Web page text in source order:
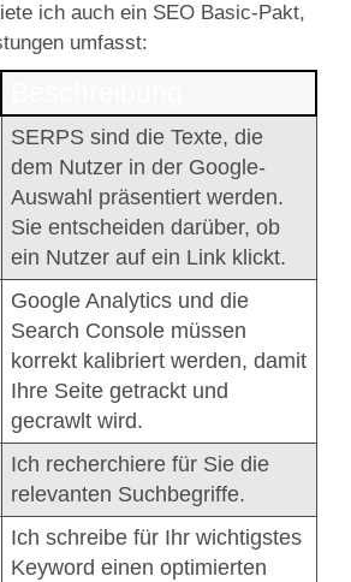
ich auch ein SEO Basic-Pakt,
umfasst:
SERPS sind die Texte, die
dem Nutzer in der Google-
Auswahl präsentiert werden.
Sie entscheiden darüber, ob
ein Nutzer auf ein Link klickt.
Google Analytics und die
Search Console müssen
korrekt kalibriert werden, damit
Ihre Seite getrackt und
gecrawlt wird.
Ich recherchiere für Sie die
relevanten Suchbegriffe.
Ich schreibe für Ihr wichtigstes
Keyword einen optimierten